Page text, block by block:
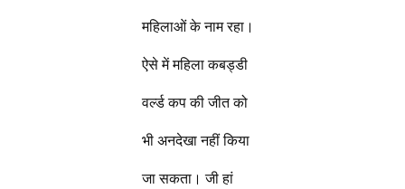
महिलाओं के नाम रहा।
ऐसे में महिला कबड्डी
वर्ल्ड कप की जीत को
भी अनदेखा नहीं किया
जा सकता। जी हां